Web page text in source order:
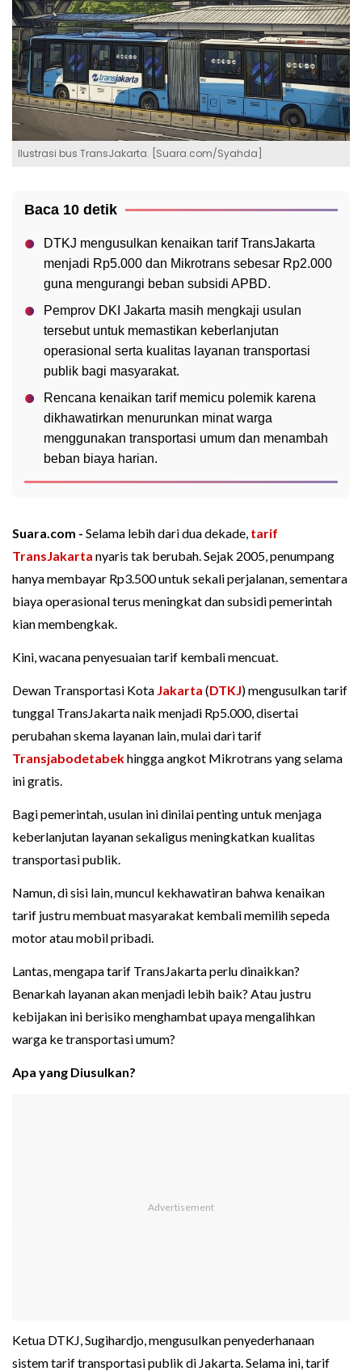
Ilustrasi bus TransJakarta. [Suara.com/Syahda]
Baca 10 detik
DTKJ mengusulkan kenaikan tarif TransJakarta
menjadi Rp5.000 dan Mikrotrans sebesar Rp2.000
guna mengurangi beban subsidi APBD.
Pemprov DKI Jakarta masih mengkaji usulan
tersebut untuk memastikan keberlanjutan
operasional serta kualitas layanan transportasi
publik bagi masyarakat.
Rencana kenaikan tarif memicu polemik karena
dikhawatirkan menurunkan minat warga
menggunakan transportasi umum dan menambah
beban biaya harian.
Suara.com - Selama lebih dari dua dekade, tarif
TransJakarta nyaris tak berubah. Sejak 2005, penumpang
hanya membayar Rp3.500 untuk sekali perjalanan, sementara
biaya operasional terus meningkat dan subsidi pemerintah
kian membengkak.
Kini, wacana penyesuaian tarif kembali mencuat.
Dewan Transportasi Kota Jakarta (DTKJ) mengusulkan tarif
tunggal TransJakarta naik menjadi Rp5.000, disertai
perubahan skema layanan lain, mulai dari tarif
Transjabodetabekhingga angkot Mikrotrans yang selama
ini gratis.
Bagi pemerintah, usulan ini dinilai penting untuk menjaga
keberlanjutan layanan sekaligus meningkatkan kualitas
transportasi publik.
Namun, di sisi lain, muncul kekhawatiran bahwa kenaikan
tarif justru membuat masyarakat kembali memilih sepeda
motor atau mobil pribadi.
Lantas, mengapa tarif TransJakarta perlu dinaikkan?
Benarkah layanan akan menjadi lebih baik? Atau justru
kebijakan ini berisiko menghambat upaya mengalihkan
warga ke transportasi umum?
Apa yang Diusulkan?
Ketua DTKJ, Sugihardjo, mengusulkan penyederhanaan
sistem tarif transportasi publik di Jakarta. Selama ini, tarif